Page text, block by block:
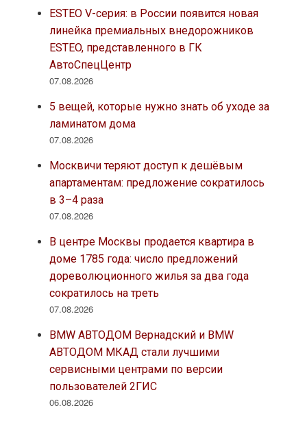
ESTEO V-серия: в России появится новая
линейка премиальных внедорожников
ESTEO, представленного в ГК
АвтоСпецЦентр
07.08.2026
5 вещей, которые нужно знать об уходе за
ламинатом дома
07.08.2026
Москвичи теряют доступ к дешёвым
апартаментам: предложение сократилось
в 3–4 раза
07.08.2026
В центре Москвы продается квартира в
доме 1785 года: число предложений
дореволюционного жилья за два года
сократилось на треть
07.08.2026
BMW АВТОДОМ Вернадский и BMW
АВТОДОМ МКАД стали лучшими
сервисными центрами по версии
пользователей 2ГИС
06.08.2026